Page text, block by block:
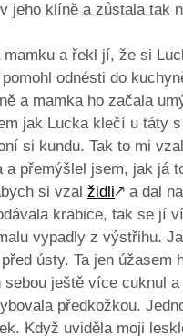
jeho klíně a zůstala tak
a řekl jí, že si
odnésti do
a mamka ho začala
jak Lucka klečí u táty
si kundu. Tak to mi
a přemýšlel jsem, jak já
si vzal židli🡕 a dal
krabice, tak se jí
vypadly z výstřihu.
ústy. Ta jen úžasem
sebou ještě více cuknul
předkožkou.
Když uviděla moji